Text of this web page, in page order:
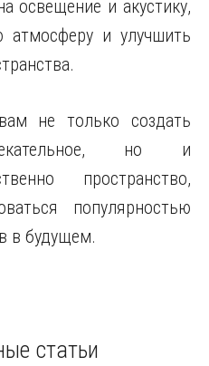
освещение и акустику,
атмосферу и улучшить
не только создать
но и
пространство,
популярностью
в будущем.
статьи